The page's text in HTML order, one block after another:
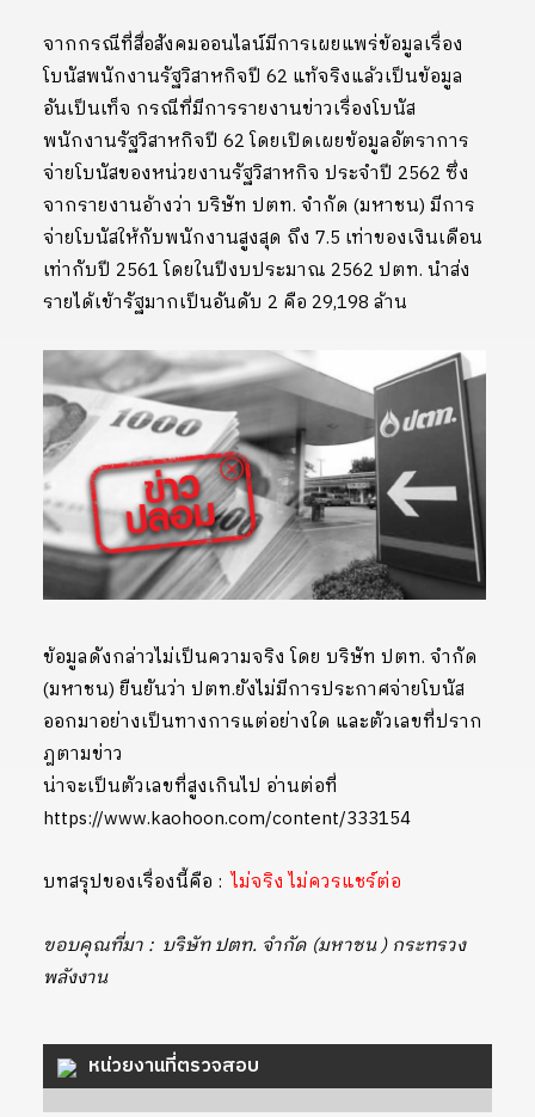
จากกรณีที่สื่อสังคมออนไลน์มีการเผยแพร่ข้อมูลเรื่อง
โบนัสพนักงานรัฐวิสาหกิจปี 62 แท้จริงแล้วเป็นข้อมูล
อันเป็นเท็จ กรณีที่มีการรายงานข่าวเรื่องโบนัส
พนักงานรัฐวิสาหกิจปี 62 โดยเปิดเผยข้อมูลอัตราการ
จ่ายโบนัสของหน่วยงานรัฐวิสาหกิจ ประจำปี 2562 ซึ่ง
จากรายงานอ้างว่า บริษัท ปตท. จำกัด (มหาชน) มีการ
จ่ายโบนัสให้กับพนักงานสูงสุด ถึง 7.5 เท่าของเงินเดือน
เท่ากับปี 2561 โดยในปีงบประมาณ 2562 ปตท. นำส่ง
รายได้เข้ารัฐมากเป็นอันดับ 2 คือ 29,198 ล้าน
ข้อมูลดังกล่าวไม่เป็นความจริง โดย บริษัท ปตท. จำกัด
(มหาชน) ยืนยันว่า ปตท.ยังไม่มีการประกาศจ่ายโบนัส
ออกมาอย่างเป็นทางการแต่อย่างใด และตัวเลขที่ปราก
ฎตามข่าว
น่าจะเป็นตัวเลขที่สูงเกินไป อ่านต่อที่
https://www.kaohoon.com/content/333154
บทสรุปของเรื่องนี้คือ :ไม่จริง ไม่ควรแชร์ต่อ
ขอบคุณที่มา : บริษัท ปตท. จำกัด (มหาชน ) กระทรวง
พลังงาน
หน่วยงานที่ตรวจสอบ